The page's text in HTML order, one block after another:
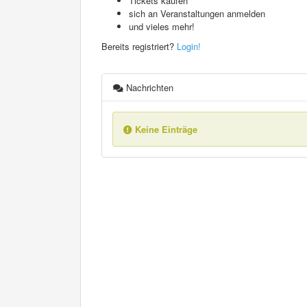
sich an Veranstaltungen anmelden
und vieles mehr!
Bereits registriert? Login!
Nachrichten
Keine Einträge